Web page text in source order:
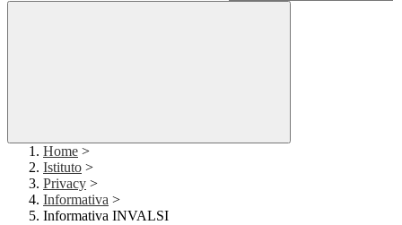
Home >
Istituto >
Privacy >
Informativa >
Informativa INVALSI